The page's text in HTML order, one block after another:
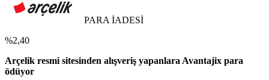
PARA İADESİ
%2,40
Arçelik resmi sitesinden alışveriş yapanlara Avantajix para
ödüyor